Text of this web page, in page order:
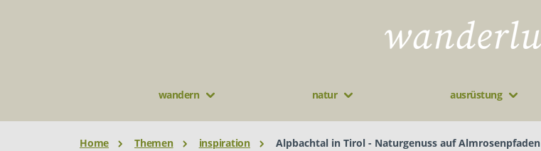
wandern natur ausrüstung
Home Themen inspiration Alpbachtal in Tirol - Naturgenuss auf Almrosenpfaden